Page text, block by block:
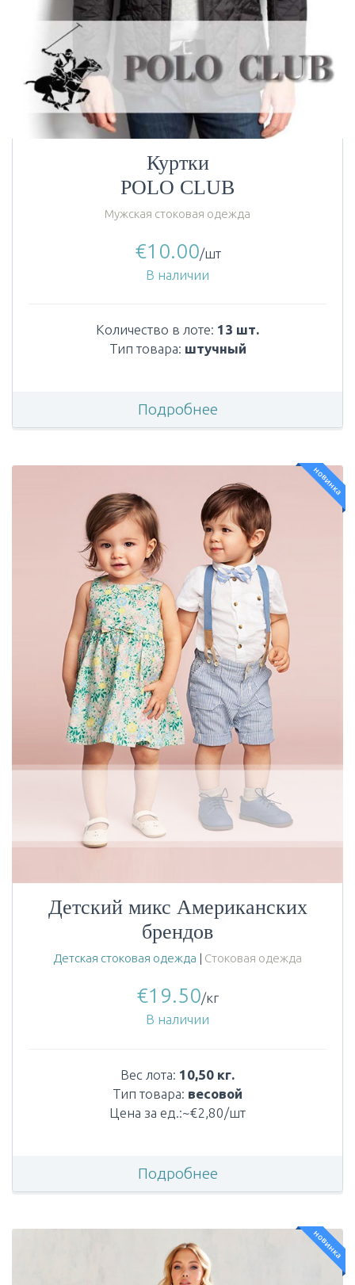
Куртки
POLO CLUB
Мужская стоковая одежда
€10.00/шт
В наличии
Количество в лоте: 13 шт.
Тип товара: штучный
Подробнее
новинка
Детский микс Американских
брендов
Детская стоковая одежда | Стоковая одежда
€19.50/кг
В наличии
Вес лота: 10,50 кг.
Тип товара: весовой
Цена за ед.:~€2,80/шт
Подробнее
новинка